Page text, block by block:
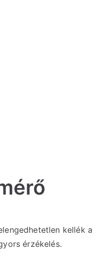
kellék a
érzékelés.